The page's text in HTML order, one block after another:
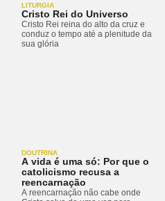
LITURGIA
Cristo Rei do Universo
Cristo Rei reina do alto da cruz e
conduz o tempo até a plenitude da
sua glória
DOUTRINA
A vida é uma só: Por que o
catolicismo recusa a
reencarnação
A reencarnação não cabe onde